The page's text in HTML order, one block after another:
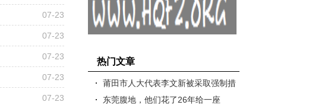
07-23
07-23
07-23
07-23
07-23
热门文章
莆田市人大代表李文新被采取强制措
施 涉12亿元诈骗案
东莞腹地，他们花了26年给一座